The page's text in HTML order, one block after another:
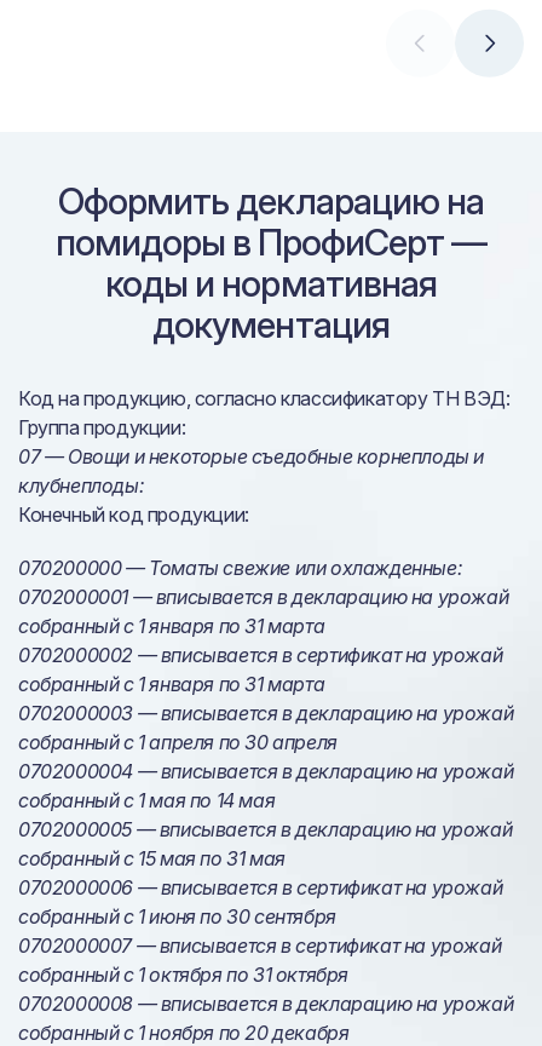
Оформить декларацию на
помидоры в ПрофиСерт —
коды и нормативная
документация
Код на продукцию, согласно классификатору ТН ВЭД:
Группа продукции:
07 — Овощи и некоторые съедобные корнеплоды и
клубнеплоды:
Конечный код продукции:
070200000 — Томаты свежие или охлажденные:
0702000001 — вписывается в декларацию на урожай
собранный с 1 января по 31 марта
0702000002 — вписывается в сертификат на урожай
собранный с 1 января по 31 марта
0702000003 — вписывается в декларацию на урожай
собранный с 1 апреля по 30 апреля
0702000004 — вписывается в декларацию на урожай
собранный с 1 мая по 14 мая
0702000005 — вписывается в декларацию на урожай
собранный с 15 мая по 31 мая
0702000006 — вписывается в сертификат на урожай
собранный с 1 июня по 30 сентября
0702000007 — вписывается в сертификат на урожай
собранный с 1 октября по 31 октября
0702000008 — вписывается в декларацию на урожай
собранный с 1 ноября по 20 декабря